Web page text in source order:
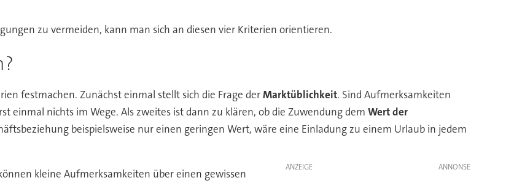
zu vermeiden, kann man sich an diesen vier Kriterien orientieren.
festmachen. Zunächst einmal stellt sich die Frage derMarktüblichkeit. Sind Aufmerksamkeiten
einmal nichts im Wege. Als zweites ist dann zu klären, ob die Zuwendung dem Wert der
beispielsweise nur einen geringen Wert, wäre eine Einladung zu einem Urlaub in jedem
ANZEIGE
kleine Aufmerksamkeiten über einen gewissen